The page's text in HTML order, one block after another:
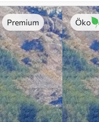
Premium Öko